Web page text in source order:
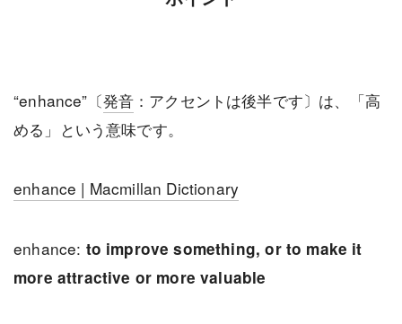
“enhance”〔発音 ：アクセントは後半です〕は、「高
める」という意味です。
enhance | Macmillan Dictionary
enhance: to improve something, or to make it
more attractive or more valuable